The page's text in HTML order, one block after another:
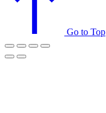
Go to Top